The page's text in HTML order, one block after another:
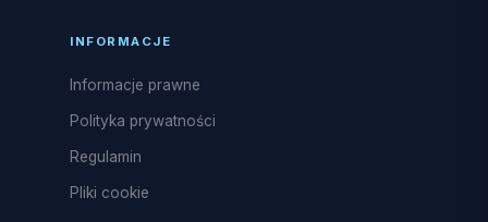
INFORMACJE
Informacje prawne
Polityka prywatności
Regulamin
Pliki cookie